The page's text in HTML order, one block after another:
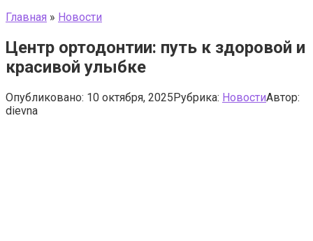
Главная » Новости
Центр ортодонтии: путь к здоровой и
красивой улыбке
Опубликовано: 10 октября, 2025Рубрика: НовостиАвтор:
dievna